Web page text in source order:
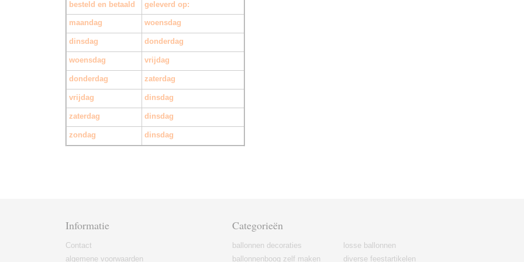
besteld en betaald geleverd op:
maandag woensdag
dinsdag donderdag
woensdag vrijdag
donderdag zaterdag
vrijdag dinsdag
zaterdag dinsdag
zondag dinsdag
Informatie
Contact
algemene voorwaarden
Categorieën
ballonnen decoraties
ballonnenboog zelf maken
losse ballonnen
diverse feestartikelen